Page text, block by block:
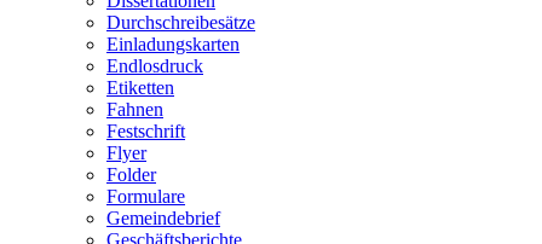
Durchschreibesätze
Einladungskarten
Endlosdruck
Etiketten
Fahnen
Festschrift
Flyer
Folder
Formulare
Gemeindebrief
Geschäftsberichte